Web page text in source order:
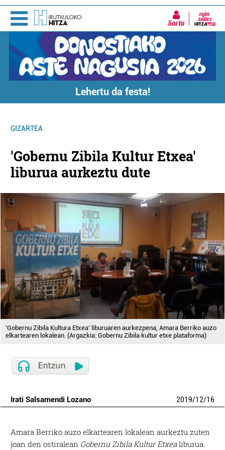
Sartu
Lehertu da festa!
GIZARTEA
'Gobernu Zibila Kultur Etxea'
liburua aurkeztu dute
'Gobernu Zibila Kultura Etxea' liburuaren aurkezpena, Amara Berriko auzo
elkartearen lokalean. (Argazkia: Gobernu Zibila kultur etxe plataforma)
Irati Salsamendi Lozano 2019/12/16
Amara Berriko auzo elkartearen lokalean aurkeztu zuten
joan den ostiralean Gobernu Zibila Kultur Etxealiburua.